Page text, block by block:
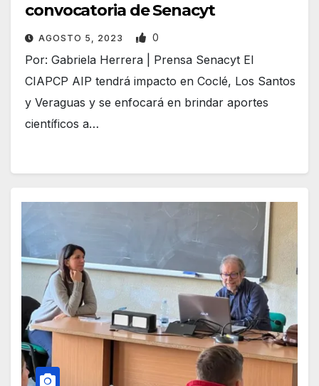
convocatoria de Senacyt
AGOSTO 5, 2023 0
Por: Gabriela Herrera | Prensa Senacyt El
CIAPCP AIP tendrá impacto en Coclé, Los Santos
y Veraguas y se enfocará en brindar aportes
científicos a…